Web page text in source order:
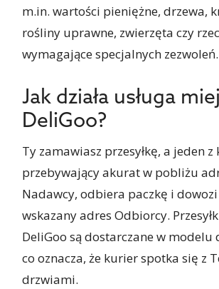
m.in. wartości pieniężne, drzewa,
rośliny uprawne, zwierzęta czy
wymagające specjalnych zezwoleń.
Jak działa usługa
DeliGoo?
Ty zamawiasz przesyłkę, a jeden z
przebywający akurat w pobliżu
Nadawcy, odbiera paczkę i
wskazany adres Odbiorcy.
DeliGoo są dostarczane w
co oznacza, że kurier spotka się z
drzwiami.